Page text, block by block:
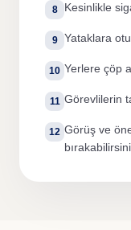
8 Kesinlikle
9 Yataklara
10 Yerlere çöp
11 Görevlilerin
12 Görüş ve